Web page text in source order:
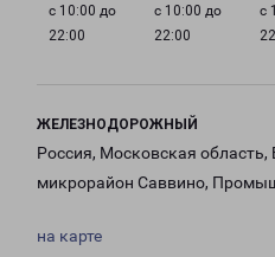
с 10:00 до
22:00
с 10:00 до
22:00
с
ЖЕЛЕЗНОДОРОЖНЫЙ
Россия, Московская область,
микрорайон Саввино,
на карте